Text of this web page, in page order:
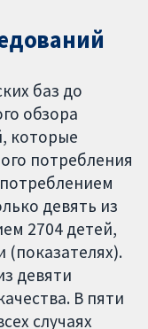
баз до
обзора
которые
потребления
девять из
2704 детей,
(показателях).
девяти
В пяти
случаях